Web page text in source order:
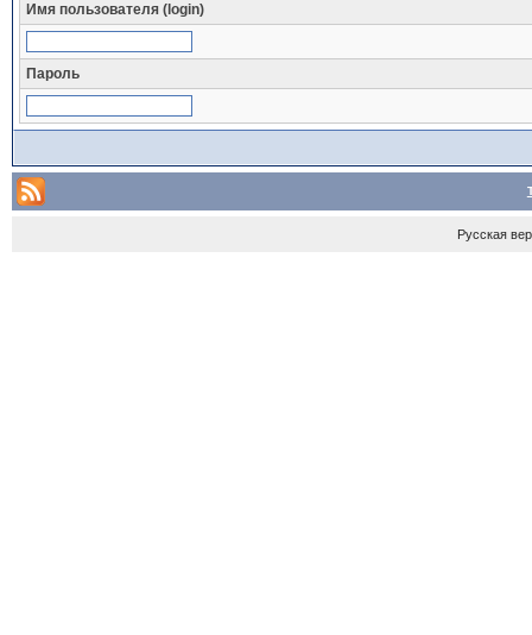
Имя пользователя (login)
Пароль
Русская